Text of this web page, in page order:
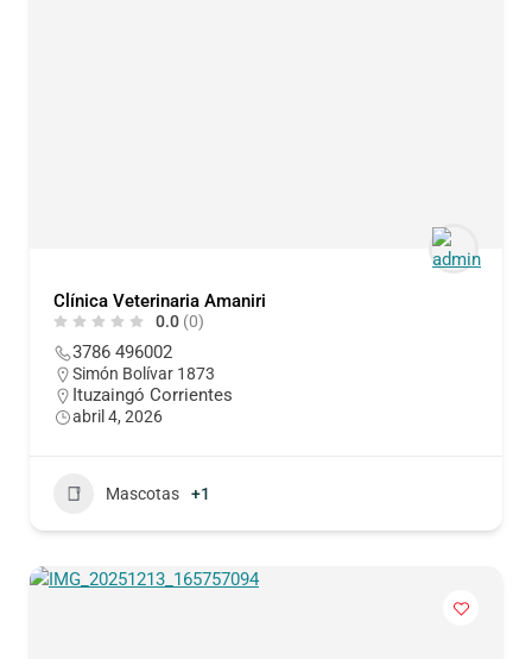
Clínica Veterinaria Amaniri
0.0 (0)
3786 496002
Simón Bolívar 1873
Ituzaingó Corrientes
abril 4, 2026
Mascotas +1